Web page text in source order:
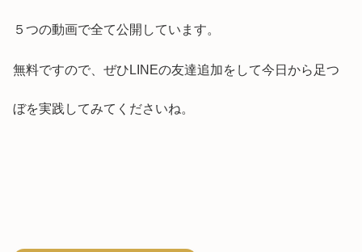
５つの動画で全て公開しています。
無料ですので、ぜひLINEの友達追加をして今日から足つ
ぼを実践してみてくださいね。